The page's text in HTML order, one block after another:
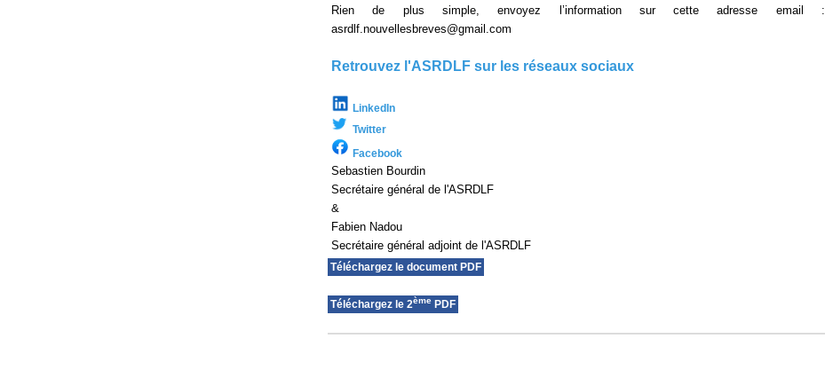
Rien de plus simple, envoyez l’information sur cette adresse email :
asrdlf.nouvellesbreves@gmail.com
Retrouvez l'ASRDLF sur les réseaux sociaux
LinkedIn
Twitter
Facebook
Sebastien Bourdin
Secrétaire général de l'ASRDLF
&
Fabien Nadou
Secrétaire général adjoint de l'ASRDLF
Téléchargez le document PDF
Téléchargez le 2ème PDF